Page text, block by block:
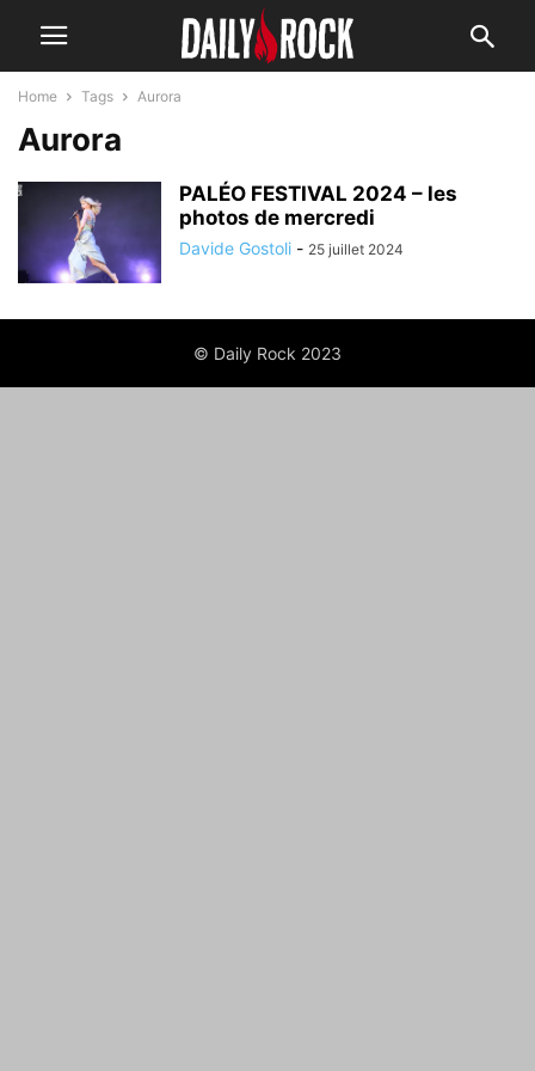
Home Tags Aurora
Aurora
PALÉO FESTIVAL 2024 – les
photos de mercredi
Davide Gostoli - 25 juillet 2024
© Daily Rock 2023